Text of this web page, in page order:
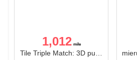
1,012
Tile Triple Match: 3D puzzle